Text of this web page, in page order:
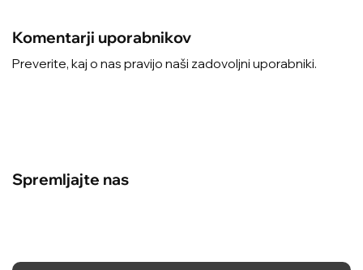
Komentarji uporabnikov
Preverite, kaj o nas pravijo naši zadovoljni uporabniki.
Spremljajte nas